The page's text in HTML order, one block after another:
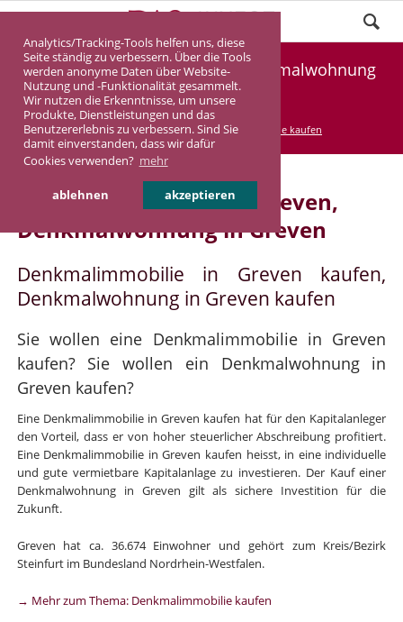
Analytics/Tracking-Tools helfen uns, diese
Seite ständig zu verbessern. Über die Tools
werden anonyme Daten über Website-
Nutzung und -Funktionalität gesammelt.
Wir nutzen die Erkenntnisse, um unsere
Produkte, Dienstleistungen und das
Benutzererlebnis zu verbessern. Sind Sie
damit einverstanden, dass wir dafür
Cookies verwenden? mehr
ablehnen akzeptieren
Denkmalimmobilie Greven, Denkmalwohnung
Greven
DASINVEST Service Denkmalimmobilie kaufen
Denkmalimmobilie in Greven,
Denkmalwohnung in Greven
Denkmalimmobilie in Greven kaufen,
Denkmalwohnung in Greven kaufen
Sie wollen eine Denkmalimmobilie in Greven
kaufen? Sie wollen ein Denkmalwohnung in
Greven kaufen?
Eine Denkmalimmobilie in Greven kaufen hat für den Kapitalanleger
den Vorteil, dass er von hoher steuerlicher Abschreibung profitiert.
Eine Denkmalimmobilie in Greven kaufen heisst, in eine individuelle
und gute vermietbare Kapitalanlage zu investieren. Der Kauf einer
Denkmalwohnung in Greven gilt als sichere Investition für die
Zukunft.
Greven hat ca. 36.674 Einwohner und gehört zum Kreis/Bezirk
Steinfurt im Bundesland Nordrhein-Westfalen.
→ Mehr zum Thema: Denkmalimmobilie kaufen